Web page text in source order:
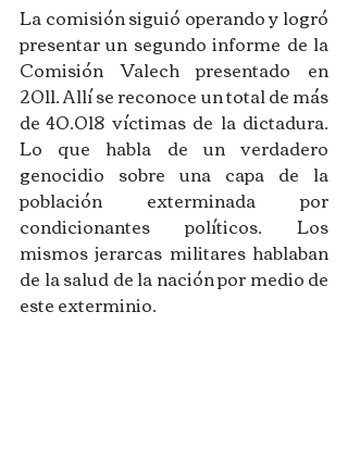
La comisión siguió operando y logró
presentar un segundo informe de la
Comisión Valech presentado en
2011. Allí se reconoce un total de más
de 40.018 víctimas de la dictadura.
Lo que habla de un verdadero
genocidio sobre una capa de la
población exterminada por
condicionantes políticos. Los
mismos jerarcas militares hablaban
de la salud de la nación por medio de
este exterminio.